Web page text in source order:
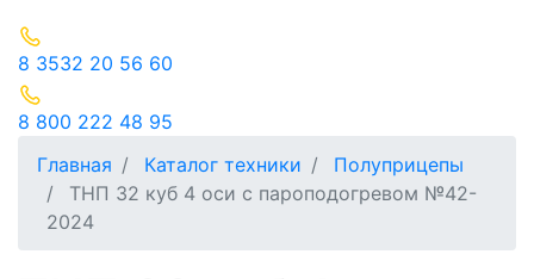
8 3532 20 56 60
8 800 222 48 95
Главная
Каталог техники
Полуприцепы
ТНП 32 куб 4 оси с пароподогревом №42-
2024